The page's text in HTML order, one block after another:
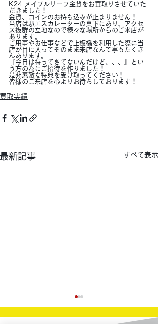
K24 メイプルリーフ金貨をお買取りさせていた
だきました！
金貨、コインのお持ち込みが止まりません！
当店は駅エスカレーターの真下にあり、アクセ
ス抜群の立地なので様々な場所からのご来店が
あります。
ご用事やお仕事などで上板橋を利用した際に当
店が目に入ってそのまま来店なんて事もたくさ
んあります。
『今日は持ってきてないんだけど、、、』とい
う方の為にご招待を作りました！
是非素敵な特典を受け取ってください！
皆様のご来店を心よりお待ちしております！
買取実績
最新記事 すべて表示